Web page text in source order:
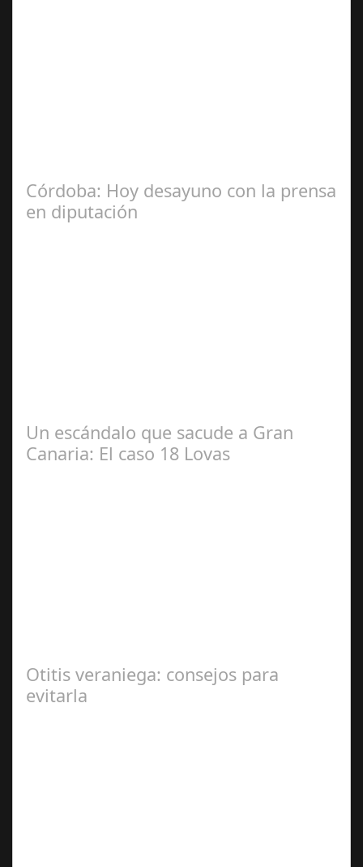
Córdoba: Hoy desayuno con la prensa
en diputación
Un escándalo que sacude a Gran
Canaria: El caso 18 Lovas
Otitis veraniega: consejos para
evitarla